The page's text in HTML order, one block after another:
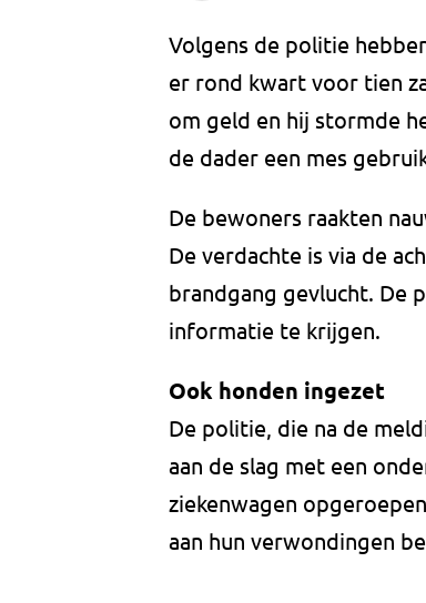
Volgens de politie
er rond kwart voor tien
om geld en hij stormde
de dader een mes
De bewoners raakten
De verdachte is via de
brandgang gevlucht. De
informatie te krijgen.
Ook honden ingezet
De politie, die na de
aan de slag met een
ziekenwagen
aan hun verwondingen